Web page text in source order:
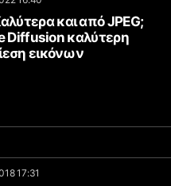
και από JPEG;
Diffusion καλύτερη
εικόνων
17:31